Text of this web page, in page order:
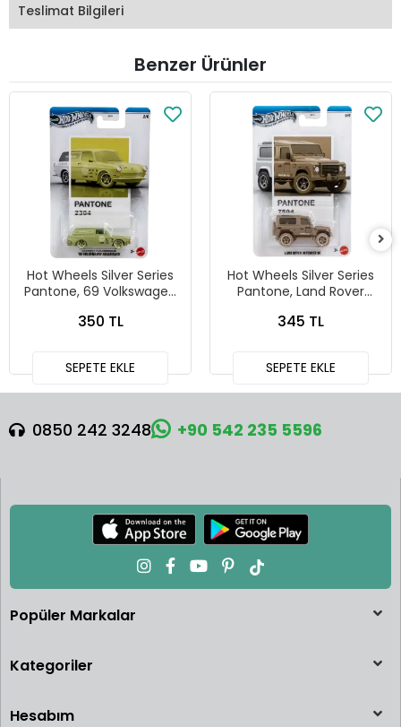
Teslimat Bilgileri
Benzer Ürünler
Hot Wheels Silver Series
Pantone, 69 Volkswagen
350 TL
SEPETE EKLE
Hot Wheels Silver Series
Pantone, Land Rover
345 TL
SEPETE EKLE
0850 242 3248 +90 542 235 5596
Popüler Markalar
Kategoriler
Hesabım